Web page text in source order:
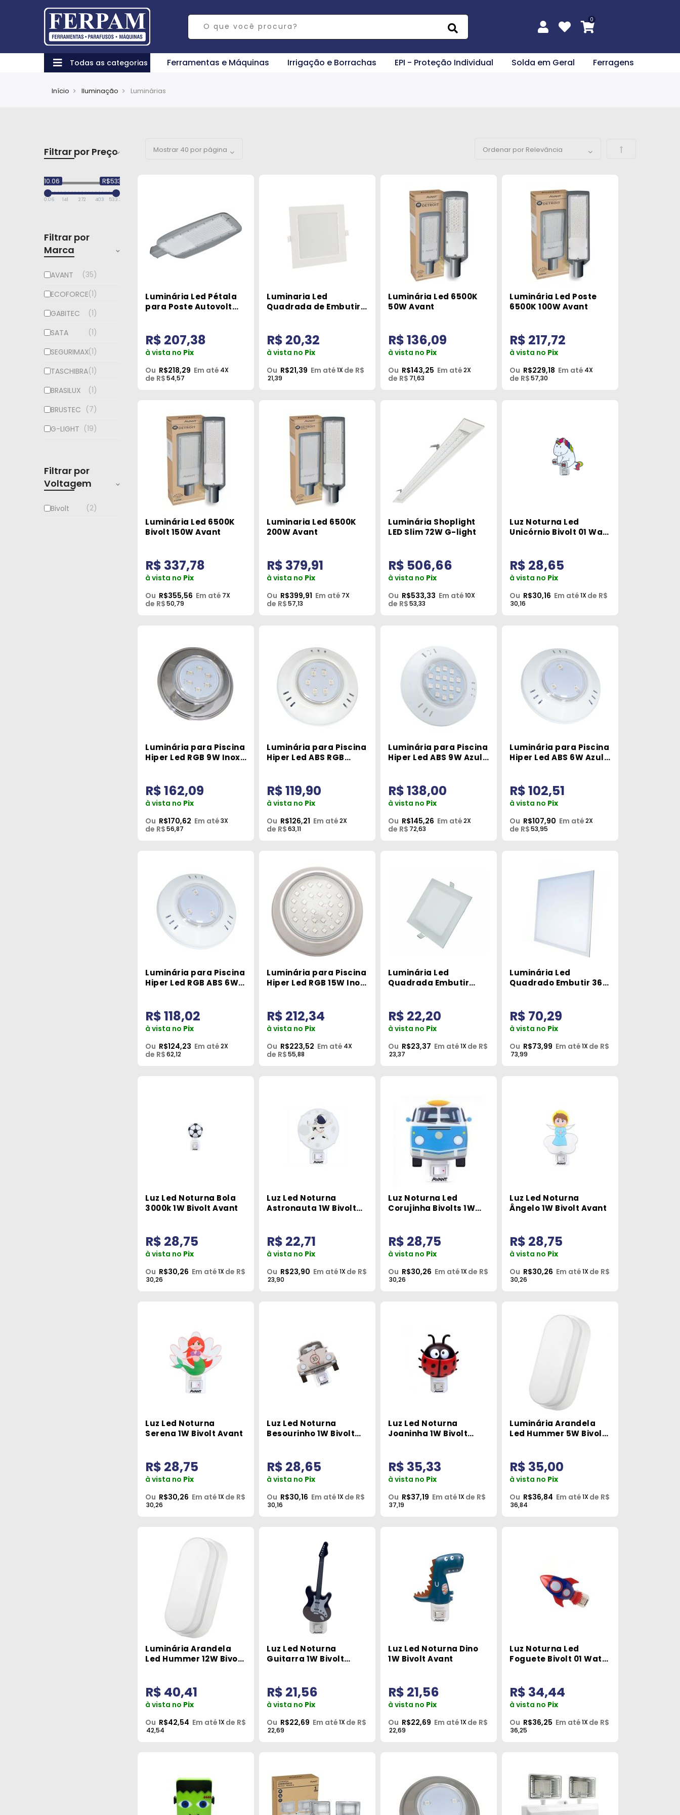
Todas as categorias Ferramentas e Máquinas Irrigação e Borrachas EPI - Proteção Individual Solda em Geral Ferragens
Início Iluminação Luminárias
Definir Direção
Luminária Led Pétala
para Poste Autovolt
R$ 207,38
à vista no Pix
Ou R$218,29 Em até 4X
de R$54,57
Luminaria Led
Quadrada de Embutir
R$ 20,32
à vista no Pix
Ou R$21,39 Em até1X de R$
21,39
Luminária Led 6500K
50W Avant
R$ 136,09
à vista no Pix
Ou R$143,25 Em até2X
de R$ 71,63
Luminária Led Poste
6500K 100W Avant
R$ 217,72
à vista no Pix
Ou R$229,18 Em até 4X
de R$57,30
Luminária Led 6500K
Bivolt 150W Avant
R$ 337,78
à vista no Pix
Ou R$355,56 Em até 7X
de R$50,79
Luminaria Led 6500K
200W Avant
R$ 379,91
à vista no Pix
Ou R$399,91 Em até 7X
de R$57,13
Luminária Shoplight
LED Slim 72W G-light
R$ 506,66
à vista no Pix
Ou R$533,33 Em até10X
de R$53,33
Luz Noturna Led
Unicórnio Bivolt 01 Watt
R$ 28,65
à vista no Pix
Ou R$30,16 Em até1X de R$
30,16
Luminária para Piscina
Hiper Led RGB 9W Inox
R$ 162,09
à vista no Pix
Ou R$170,62 Em até3X
de R$56,87
Luminária para Piscina
Hiper Led ABS RGB
R$ 119,90
à vista no Pix
Ou R$126,21 Em até2X
de R$63,11
Luminária para Piscina
Hiper Led ABS 9W Azul
R$ 138,00
à vista no Pix
Ou R$145,26 Em até2X
de R$ 72,63
Luminária para Piscina
Hiper Led ABS 6W Azul
R$ 102,51
à vista no Pix
Ou R$107,90 Em até2X
de R$53,95
Luminária para Piscina
Hiper Led RGB ABS 6W
R$ 118,02
à vista no Pix
Ou R$124,23 Em até2X
de R$62,12
Luminária para Piscina
Hiper Led RGB 15W Inox
R$ 212,34
à vista no Pix
Ou R$223,52 Em até 4X
de R$55,88
Luminária Led
Quadrada Embutir
R$ 22,20
à vista no Pix
Ou R$23,37 Em até1X de R$
23,37
Luminária Led
Quadrado Embutir 36W
R$ 70,29
à vista no Pix
Ou R$73,99 Em até1X de R$
73,99
Luz Led Noturna Bola
3000k 1W Bivolt Avant
R$ 28,75
à vista no Pix
Ou R$30,26 Em até1X de R$
30,26
Luz Led Noturna
Astronauta 1W Bivolt
R$ 22,71
à vista no Pix
Ou R$23,90 Em até1X de R$
23,90
Luz Noturna Led
Corujinha Bivolts 1W
R$ 28,75
à vista no Pix
Ou R$30,26 Em até1X de R$
30,26
Luz Led Noturna
Ângelo 1W Bivolt Avant
R$ 28,75
à vista no Pix
Ou R$30,26 Em até1X de R$
30,26
Luz Led Noturna
Serena 1W Bivolt Avant
R$ 28,75
à vista no Pix
Ou R$30,26 Em até1X de R$
30,26
Luz Led Noturna
Besourinho 1W Bivolt
R$ 28,65
à vista no Pix
Ou R$30,16 Em até1X de R$
30,16
Luz Led Noturna
Joaninha 1W Bivolt
R$ 35,33
à vista no Pix
Ou R$37,19 Em até1X de R$
37,19
Luminária Arandela
Led Hummer 5W Bivolt
R$ 35,00
à vista no Pix
Ou R$36,84 Em até1X de R$
36,84
Luminária Arandela
Led Hummer 12W Bivolt
R$ 40,41
à vista no Pix
Ou R$42,54 Em até1X de R$
42,54
Luz Led Noturna
Guitarra 1W Bivolt
R$ 21,56
à vista no Pix
Ou R$22,69 Em até1X de R$
22,69
Luz Led Noturna Dino
1W Bivolt Avant
R$ 21,56
à vista no Pix
Ou R$22,69 Em até1X de R$
22,69
Luz Noturna Led
Foguete Bivolt 01 Watt
R$ 34,44
à vista no Pix
Ou R$36,25 Em até1X de R$
36,25
Filtrar por Preço
R$10.06 R$533.33
10.06 141 272 403 533.33
Filtrar por
Marca
AVANT
35
ECOFORCE 1
GABITEC
1
SATA
1
SEGURIMAX 1
TASCHIBRA 1
BRASILUX
1
BRUSTEC
7
G-LIGHT
19
Filtrar por
Voltagem
Bivolt 2